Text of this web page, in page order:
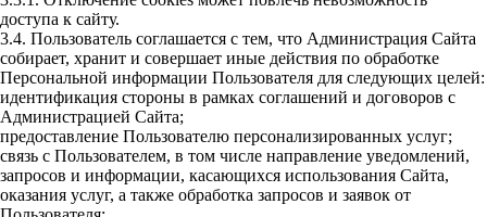
доступа к сайту.
3.4. Пользователь соглашается с тем, что Администрация Сайта
собирает, хранит и совершает иные действия по обработке
Персональной информации Пользователя для следующих целей:
идентификация стороны в рамках соглашений и договоров с
Администрацией Сайта;
предоставление Пользователю персонализированных услуг;
связь с Пользователем, в том числе направление уведомлений,
запросов и информации, касающихся использования Сайта,
оказания услуг, а также обработка запросов и заявок от